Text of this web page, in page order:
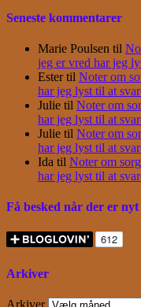
Seneste kommentarer
Marie Poulsen til
jeg er vred har jeg
Estertil Noter om
har jeg lyst til at
Julie til Noter om
har jeg lyst til at
Julie til Noter om
har jeg lyst til at
Ida til Noter om
har jeg lyst til at
Få besked når der er nyt
Arkiver